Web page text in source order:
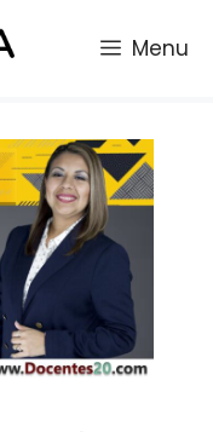
Menu